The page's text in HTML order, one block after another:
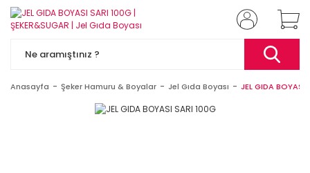
Anasayfa Şeker Hamuru & Boyalar Jel Gıda Boyası JEL GIDA BOYASI